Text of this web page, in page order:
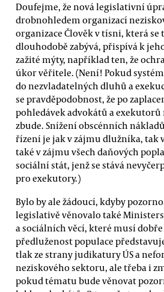
Doufejme, že nová legislativní
drobnohledem organizací
organizace Člověk v tísni, která se
dlouhodobě zabývá, přispívá k
zažité mýty, například ten, že
úkor věřitele. (Není! Pokud
do nezvladatelných dluhů a
se pravděpodobnost, že po
pohledávek advokátů a exekutorů
zbude. Snížení obscénních
řízení je jak v zájmu dlužníka, tak
také v zájmu všech daňových
sociální stát, jenž se stává
pro exekutory.)
Bylo by ale žádoucí, kdyby
legislativě věnovalo také
a sociálních věcí, které musí
předluženost populace
tlak ze strany judikatury ÚS a
neziskového sektoru, ale třeba i
pokud tématu bude věnovat